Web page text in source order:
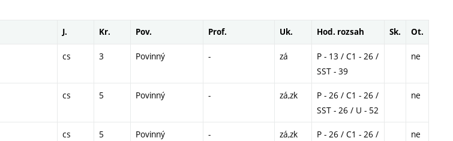
J. Kr. Pov. Prof. Uk. Hod. rozsah Sk. Ot.
cs 3 Povinný - zá
P - 13 / C1 - 26 /
SST - 39
ne
cs 5 Povinný - zá,zk
P - 26 / C1 - 26 /
SST - 26 / U - 52
ne
cs 5 Povinný - zá,zk
P - 26 / C1 - 26 /
ne